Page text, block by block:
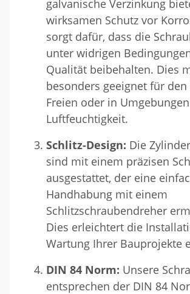
galvanische Verzinkung
wirksamen Schutz vor
sorgt dafür, dass die
unter widrigen
Qualität beibehalten. Dies
besonders geeignet für den
Freien oder in
Luftfeuchtigkeit.
Schlitz-Design: Die
sind mit einem präzisen
ausgestattet, der eine
Handhabung mit einem
Schlitzschraubendreher
Dies erleichtert die
Wartung Ihrer Bauprojekte
DIN 84 Norm: Unsere
entsprechen der DIN 84